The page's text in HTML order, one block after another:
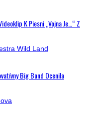
K Piesni „Vojna Je…“ Z
Big Band Ocenila